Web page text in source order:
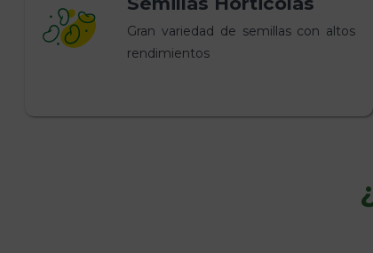
Gran variedad de semillas con altos
rendimientos